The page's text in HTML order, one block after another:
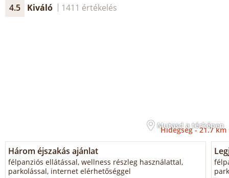
4.5 Kiváló 1411 értékelés
Mutasd a térképen
Hidegség -21.7 km
Három éjszakás ajánlat
félpanziós ellátással, wellness részleg használattal,
parkolással, internet elérhetőséggel